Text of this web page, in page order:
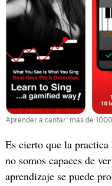
Aprender a cantar: más de
Es cierto que la
no somos capaces de
aprendizaje se puede